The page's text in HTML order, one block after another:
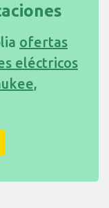
ofertas
eléctricos